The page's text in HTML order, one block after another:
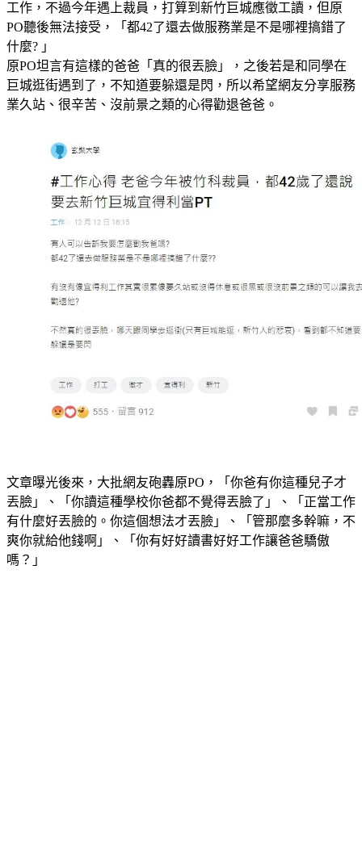
工作，不過今年遇上裁員，打算到新竹巨城應徵工讀，但原
PO聽後無法接受，「都42了還去做服務業是不是哪裡搞錯了
什麼? 」
原PO坦言有這樣的爸爸「真的很丟臉」，之後若是和同學在
巨城逛街遇到了，不知道要躲還是閃，所以希望網友分享服務
業久站、很辛苦、沒前景之類的心得勸退爸爸。
文章曝光後來，大批網友砲轟原PO，「你爸有你這種兒子才
丟臉」、「你讀這種學校你爸都不覺得丟臉了」、「正當工作
有什麼好丟臉的。你這個想法才丟臉」、「管那麼多幹嘛，不
爽你就給他錢啊」、「你有好好讀書好好工作讓爸爸驕傲
嗎？」